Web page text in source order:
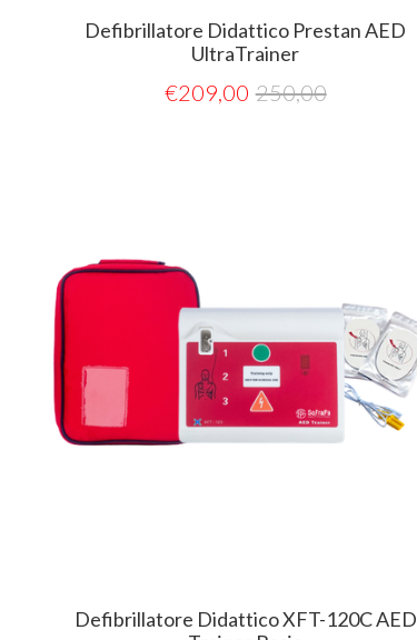
Defibrillatore Didattico Prestan AED
UltraTrainer
€209,00 250,00
Defibrillatore Didattico XFT-120C AED